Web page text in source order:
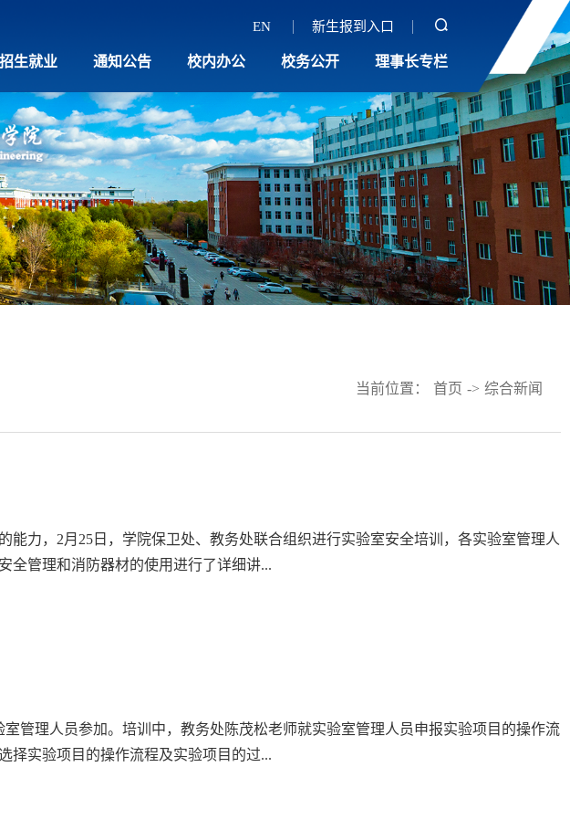
EN 新生报到入口
生就业 通知公告 校内办公 校务公开 理事长专栏
当前位置： 首页 -> 综合新闻
能力，2月25日，学院保卫处、教务处联合组织进行实验室安全培训，各实验室管理人
全管理和消防器材的使用进行了详细讲...
管理人员参加。培训中，教务处陈茂松老师就实验室管理人员申报实验项目的操作流
择实验项目的操作流程及实验项目的过...